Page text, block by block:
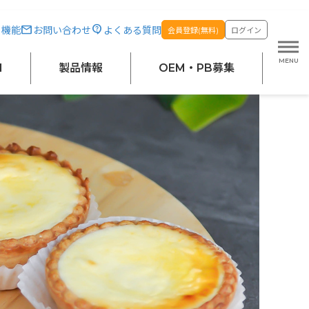
能 お問い合わせ よくある質問 会員登録(無料) ログイン
製品情報 OEM・PB募集